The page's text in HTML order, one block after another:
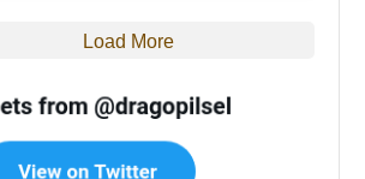
Load More